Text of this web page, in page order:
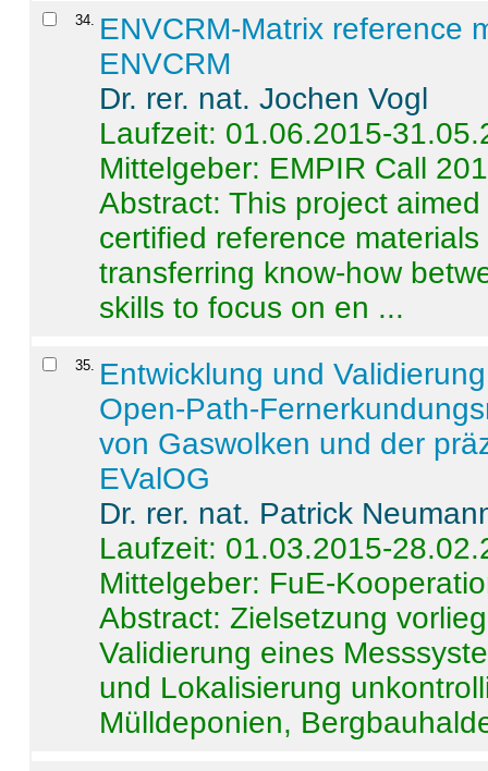
34. ENVCRM-Matrix reference
ENVCRM
Dr. rer. nat. Jochen Vogl
Laufzeit: 01.06.2015-
Mittelgeber: EMPIR Call
Abstract:This project
certified reference
transferring know-how
skills to focus on en ...
35. Entwicklung und
Open-Path-
von Gaswolken und der
EValOG
Dr. rer. nat. Patrick
Laufzeit: 01.03.2015-
Mittelgeber: FuE-
Abstract:Zielsetzung
Validierung eines
und Lokalisierung
Mülldeponien,